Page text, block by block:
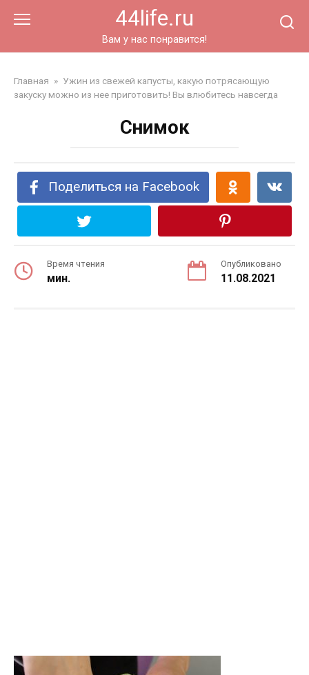
44life.ru
Вам у нас понравится!
Главная » Ужин из свежей капусты, какую потрясающую
закуску можно из нее приготовить! Вы влюбитесь навсегда
Снимок
Поделиться на Facebook
Время чтения
мин.
Опубликовано
11.08.2021